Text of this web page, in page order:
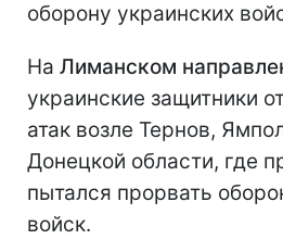
оборону украинских
На Лиманском
украинские защитники
атак возле Тернов,
Донецкой области, где
пытался прорвать
войск.